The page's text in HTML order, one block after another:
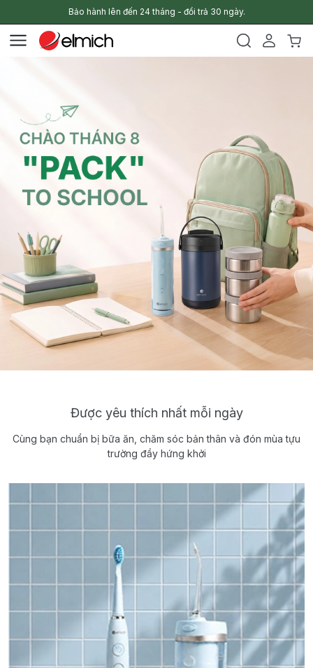
Bảo hành lên đến 24 tháng - đổi trả 30 ngày.
Được yêu thích nhất mỗi ngày
Cùng bạn chuẩn bị bữa ăn, chăm sóc bản thân và đón mùa tựu
trường đầy hứng khởi